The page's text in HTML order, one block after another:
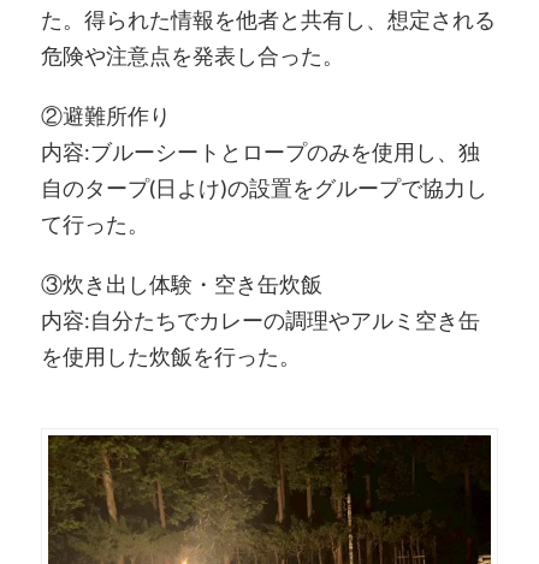
た。得られた情報を他者と共有し、想定される
危険や注意点を発表し合った。
②避難所作り
内容:ブルーシートとロープのみを使用し、独
自のタープ(日よけ)の設置をグループで協力し
て行った。
③炊き出し体験・空き缶炊飯
内容:自分たちでカレーの調理やアルミ空き缶
を使用した炊飯を行った。